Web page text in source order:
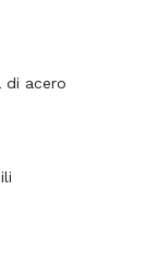
di acero